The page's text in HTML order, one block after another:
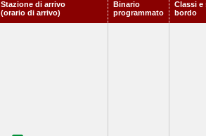
Stazione di arrivo
(orario di arrivo)
Binario
programmato
Classi e
bordo